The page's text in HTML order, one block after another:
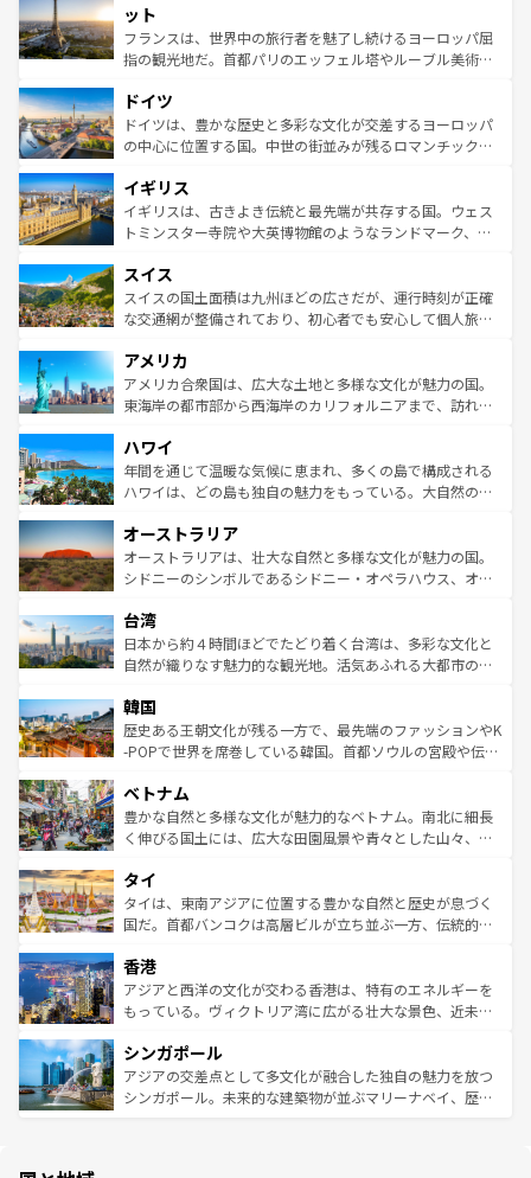
なお、新着のイタリア情報は
しい。
れる闘牛、そして美味しいタパスが生活の一部となってい
る。首都マドリードの洗練された雰囲気や、バルセロナの
アートに溢れた街角から、地方では古代ローマ遺跡や中世
せる。地方によって風土や気候が異なるスペインはその個
性で訪れる人を魅了する。 なお、新着のスペイン情報は コ
ンテンツ一覧を参照してほしい。
ット
フランスは、世界中の旅行者を魅了し続けるヨーロッパ屈
指の観光地だ。首都パリのエッフェル塔やルーブル美術館
で、幅広い魅力が詰まっている。華麗な宮殿、歴史的な大
聖堂、美しいビーチ、そして豊かな自然が、訪れる者を心
から魅了する。また、フランスは美食の国としても知ら
いる。シャンパンの発祥地であるランス、プロヴァンスの
香り高いラベンダー畑など、多彩な楽しみ方が可能だ。さ
らに、パリ以外の地域にも魅力が溢れており、どの街角に
れる地方に足を運ぶとそれぞれで全く異なる文化を体験で
きるだろう。 なお、新着のフランス情報はコンテンツ一覧
を参照してほしい。
ドイツ
ドイツは、豊かな歴史と多彩な文化が交差するヨーロッパ
の中心に位置する国。中世の街並みが残るロマンチック街
顔を持つこの国は、どこを歩いても飽きることがない。ベ
ルリンの文化的活気、バイエルン州のアルプスの絶景、そ
してライン川沿いのワイン畑といった風景は必見。ビール
は、お酒好きな人にはぜひ体験してほしい。 なお、新着の
ドイツ情報はコンテンツ一覧を参照してほしい。
イギリス
イギリスは、古きよき伝統と最先端が共存する国。ウェス
トミンスター寺院や大英博物館のようなランドマーク、歴
リアごとに異なる魅力がある。また、優雅なアフタヌーン
ティー、ビール好きにはたまらない英国パブ、サッカー観
戦など、本場だからこそできる体験も豊富。イギリスを旅
ンツ一覧を参照してほしい。
スイス
スイスの国土面積は九州ほどの広さだが、運行時刻が正確
な交通網が整備されており、初心者でも安心して個人旅行
の建物がそのまま残る町や、スイスならではのユニークな
博物館もあり、アルプス観光だけでなく町歩きも満喫する
ことができる。国民の所得が高いため物価も高いが、旅行
ば市内交通費無料で観光を楽しむこともできる。 なお、新
着のスイス情報はコンテンツ一覧 を参照してほしい。
アメリカ
アメリカ合衆国は、広大な土地と多様な文化が魅力の国。
東海岸の都市部から西海岸のカリフォルニアまで、訪れる
のような巨大都市は、観光、ショッピング、エンターテイ
ンメントが詰まった刺激的なスポットだ。一方、アメリカ
西部には大自然が広がり、グランドキャニオンやイエロー
部のニューオーリンズでは、音楽と美食が融合した独特の
文化が魅力。旅行者はアメリカの各地域で異なる魅力を楽
しみながら、その多様性と豊かな歴史を感じることができ
ならではの贅沢な旅のスタイルだ。 なお、新着のアメリカ
情報はコンテンツ一覧を参照してほしい。
ハワイ
年間を通じて温暖な気候に恵まれ、多くの島で構成される
ハワイは、どの島も独自の魅力をもっている。大自然の神
ワイ島は見逃せない。また、定番の観光地といえばオアフ
島だが、静かな自然を求めるならマウイ島やカウアイ島が
おすすめ。エメラルドグリーンに輝く海をはじめ、豊かな
れるおもてなしの心で訪れる人々を迎えてくれるハワイの
人々、おいしいローカルフードやハワイアンミュージッ
ク、伝統的なフラダンスなど、すべてがハワイの魅力を彩
ワイを、存分に味わってほしい。 なお、新着のハワイ情報
はコンテンツ一覧を参照してほしい。
オーストラリア
オーストラリアは、壮大な自然と多様な文化が魅力の国。
シドニーのシンボルであるシドニー・オペラハウス、オー
リアリーフや大陸中央部にそびえるウルル（エアーズロッ
ク）、タスマニアの美しい原生林やケアンズの熱帯雨林な
ど、見どころがたくさん。また、カフェやワイン、オージ
いる。アクティビティも充実しており、サーフィンやダイ
ビング、ハイキングなど、アウトドア好きにはたまらな
い。オーストラリアの多彩な魅力を存分に味わいつくそ
参照してほしい。
台湾
日本から約４時間ほどでたどり着く台湾は、多彩な文化と
自然が織りなす魅力的な観光地。活気あふれる大都市の台
ン）、静ひつな山岳地帯である台湾東部など、都市の喧騒
と山間の静けさが共存しており、訪れる人に新しい発見と
驚きをもたらしてくれる。また、奥深い台湾の食文化も魅
容にもいいと評判のスイーツなど、バラエティ豊かな料理
が味わえる。 なお、新着の台湾情報は コンテンツ一覧を参
照してほしい。
韓国
歴史ある王朝文化が残る一方で、最先端のファッションやK
-POPで世界を席巻している韓国。首都ソウルの宮殿や伝統
き、地方に足を延ばせば四季折々の自然美を楽しむことが
できる。そして、キムチや焼肉、絶品のストリートフード
まで、さまざまな韓国料理が待っている。夜には、韓国な
リティに包まれながら、韓国の多彩な魅力を心ゆくまで味
わってみてほしい。 なお、新着の韓国情報はコンテンツ一
覧を参照してほしい。
ベトナム
豊かな自然と多様な文化が魅力的なベトナム。南北に細長
く伸びる国土には、広大な田園風景や青々とした山々、世
急速な発展と共に伝統が息づく。ハノイの古い町並みやホ
ーチミン市のフランス統治時代の建物も、独特の雰囲気を
醸し出している。また、バラエティの豊かさとおいしさで
とつ。フォーやバインミー、ベトナムコーヒーなどは、ぜ
ひ現地で味わいたい。どの地域を訪れてもあたたかい人々
が旅行者を迎えてくれるので、きっと忘れられない旅にな
参照してほしい。
タイ
タイは、東南アジアに位置する豊かな自然と歴史が息づく
国だ。首都バンコクは高層ビルが立ち並ぶ一方、伝統的な
の活気が交差している。北部ではチェンマイなどの山岳地
帯で自然と触れ合い、南部ではプーケットやクラビの美し
いビーチでリゾート気分を楽しむことができる。タイ料理
激する。気候は一年中温暖で、どの季節にも異なる楽しみ
が待っている。親しみやすいタイの人々、仏教を中心とし
た文化、そして多様な観光資源が、訪れる旅人を魅了し続
香港
アジアと西洋の文化が交わる香港は、特有のエネルギーを
もっている。ヴィクトリア湾に広がる壮大な景色、近未来
み、どこを訪れても感動するはず。観光スポットが密集し
ており、効率よく見どころを回れるのも魅力。息をのむよ
うな絶景から文化的な体験まで、香港を存分に楽しみ尽く
シンガポール
アジアの交差点として多文化が融合した独自の魅力を放つ
シンガポール。未来的な建築物が並ぶマリーナベイ、歴史